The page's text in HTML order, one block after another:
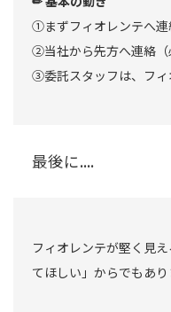
①まずフィオレンテへ連
②当社から先方へ連絡（
③委託スタッフは、フ
最後に....
フィオレンテが堅く見
てほしい」からでもあ